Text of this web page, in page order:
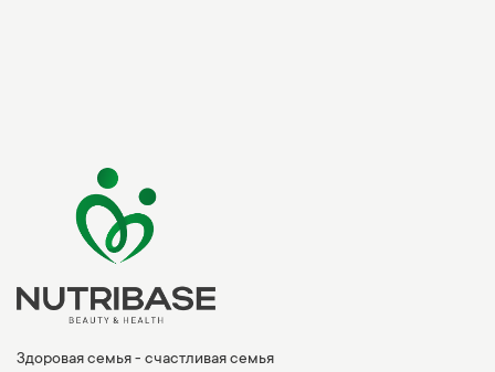
Здоровая семья - счастливая семья